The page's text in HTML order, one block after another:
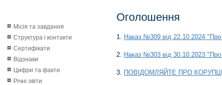
Місія та завдання
Структура і контакти
Сертифікати
Відзнаки
Цифри та факти
Річні звіти
Оголошення
1. Наказ №309 від 22.10.2024
2. Наказ №303 від 30.10.2023
3. ПОВІДОМЛЯЙТЕ ПРО